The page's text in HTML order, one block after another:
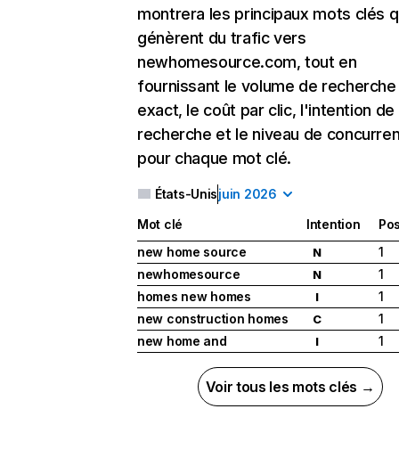
montrera les principaux mots clés
génèrent du trafic vers
newhomesource.com, tout en
fournissant le volume de recherche
exact, le coût par clic, l'intention de
recherche et le niveau de
pour chaque mot clé.
États-Unisjuin 2026
Mot clé Intention
new home source
N
1
newhomesource
N
1
homes new homes
I
1
new construction homes
C
1
new home and
I 1
Voir tous les mots clés →